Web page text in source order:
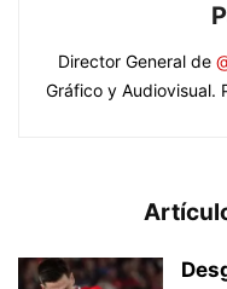
Director General de
Gráfico y Audiovisual.